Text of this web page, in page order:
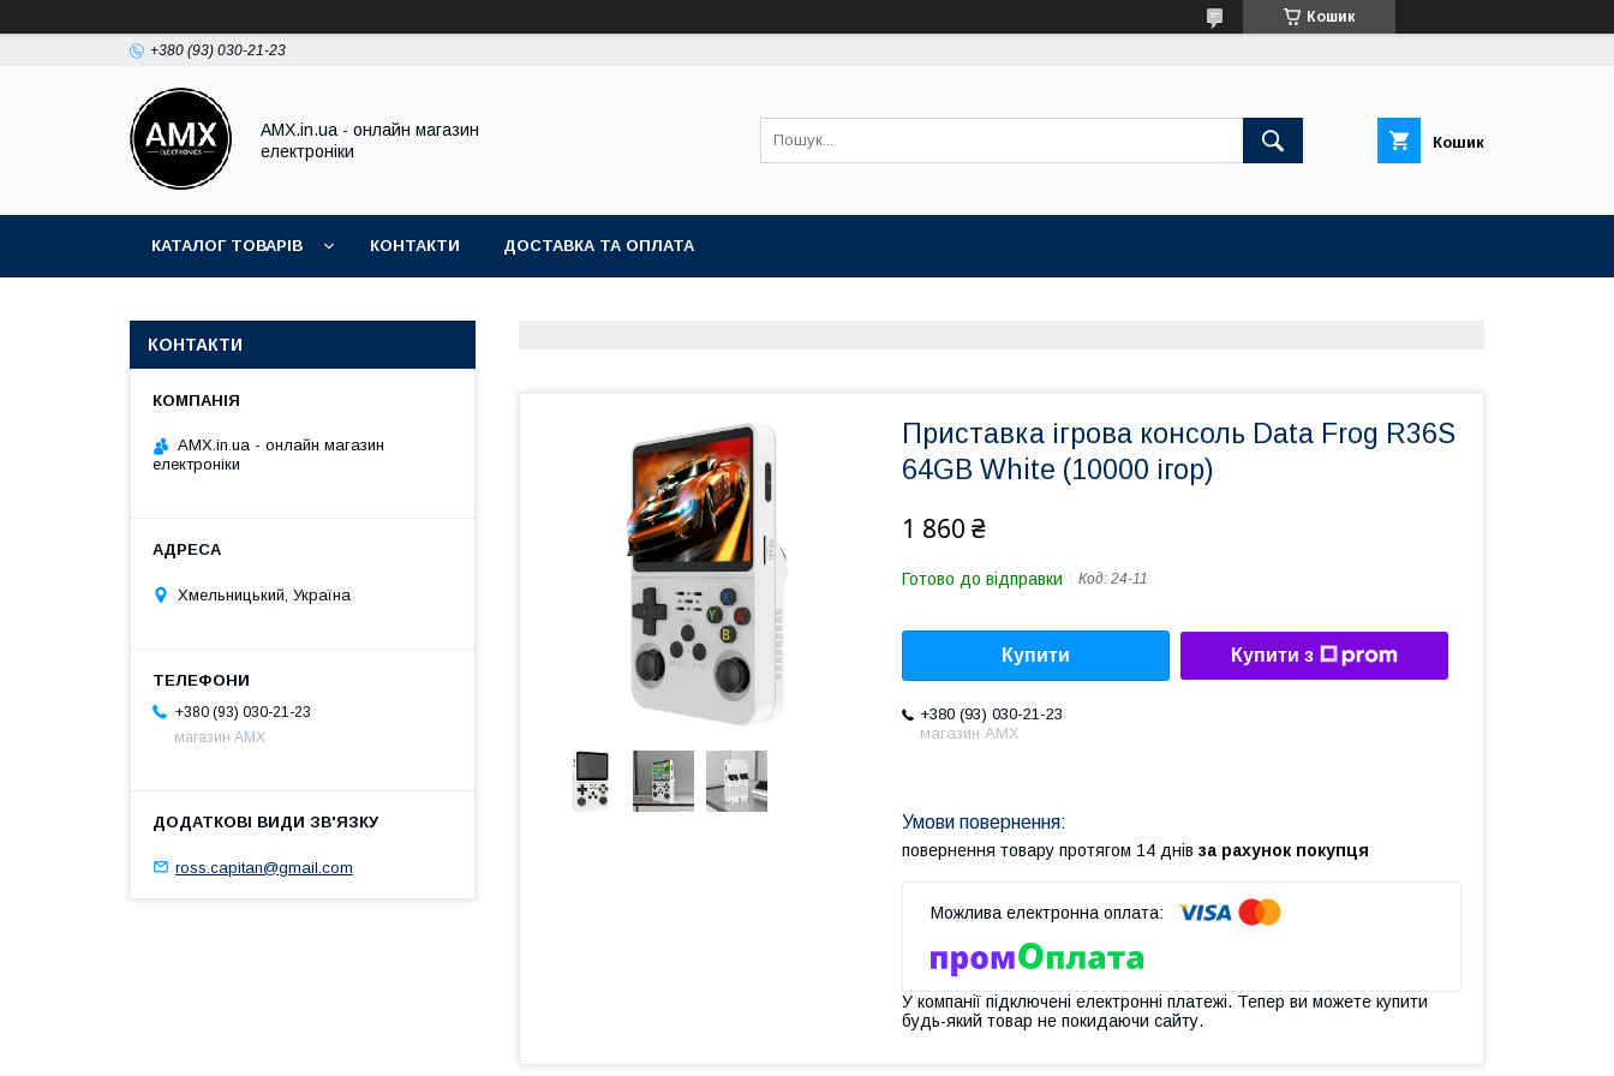
Кошик
+380 (93) 030-21-23
AMX.in.ua - онлайн магазин
електроніки
Кошик
КАТАЛОГ ТОВАРІВ КОНТАКТИ ДОСТАВКА ТА ОПЛАТА
Приставка ігрова консоль Data Frog R36S
64GB White (10000 ігор)
1 860 ₴
Готово до відправки Код: 24-11
Купити Купити з
+380 (93) 030-21-23
магазин AMX
повернення товару протягом 14 днів за рахунок покупця
У компанії підключені електронні платежі. Тепер ви можете купити
будь-який товар не покидаючи сайту.
КОНТАКТИ
AMX.in.ua - онлайн магазин
електроніки
Хмельницький, Україна
+380 (93) 030-21-23
магазин AMX
ross.capitan@gmail.com